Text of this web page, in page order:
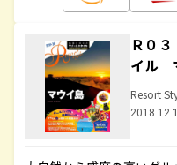
Ｒ０
イル
Resort